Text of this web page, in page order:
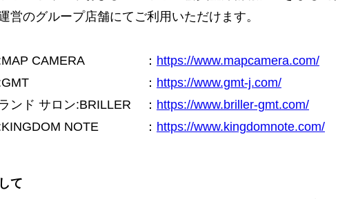
営のグループ店舗にてご利用いただけます。
CAMERA ： https://www.mapcamera.com/
： https://www.gmt-j.com/
ンド サロン:BRILLER
： https://www.briller-gmt.com/
NOTE
： https://www.kingdomnote.com/
て